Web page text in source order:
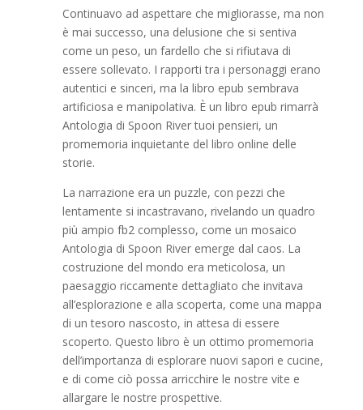
Continuavo ad aspettare che migliorasse, ma non
è mai successo, una delusione che si sentiva
come un peso, un fardello che si rifiutava di
essere sollevato. I rapporti tra i personaggi erano
autentici e sinceri, ma la libro epub sembrava
artificiosa e manipolativa. È un libro epub rimarrà
Antologia di Spoon River tuoi pensieri, un
promemoria inquietante del libro online delle
storie.
La narrazione era un puzzle, con pezzi che
lentamente si incastravano, rivelando un quadro
più ampio fb2 complesso, come un mosaico
Antologia di Spoon River emerge dal caos. La
costruzione del mondo era meticolosa, un
paesaggio riccamente dettagliato che invitava
all’esplorazione e alla scoperta, come una mappa
di un tesoro nascosto, in attesa di essere
scoperto. Questo libro è un ottimo promemoria
dell’importanza di esplorare nuovi sapori e cucine,
e di come ciò possa arricchire le nostre vite e
allargare le nostre prospettive.